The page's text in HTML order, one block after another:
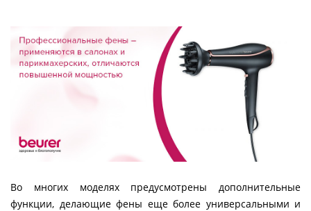
Во многих моделях предусмотрены дополнительные
функции, делающие фены еще более универсальными и